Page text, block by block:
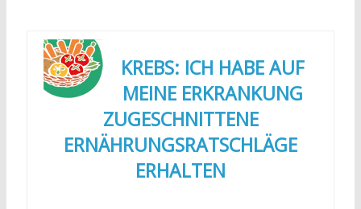
KREBS: ICH HABE AUF
MEINE ERKRANKUNG
ZUGESCHNITTENE
ERNÄHRUNGSRATSCHLÄGE
ERHALTEN